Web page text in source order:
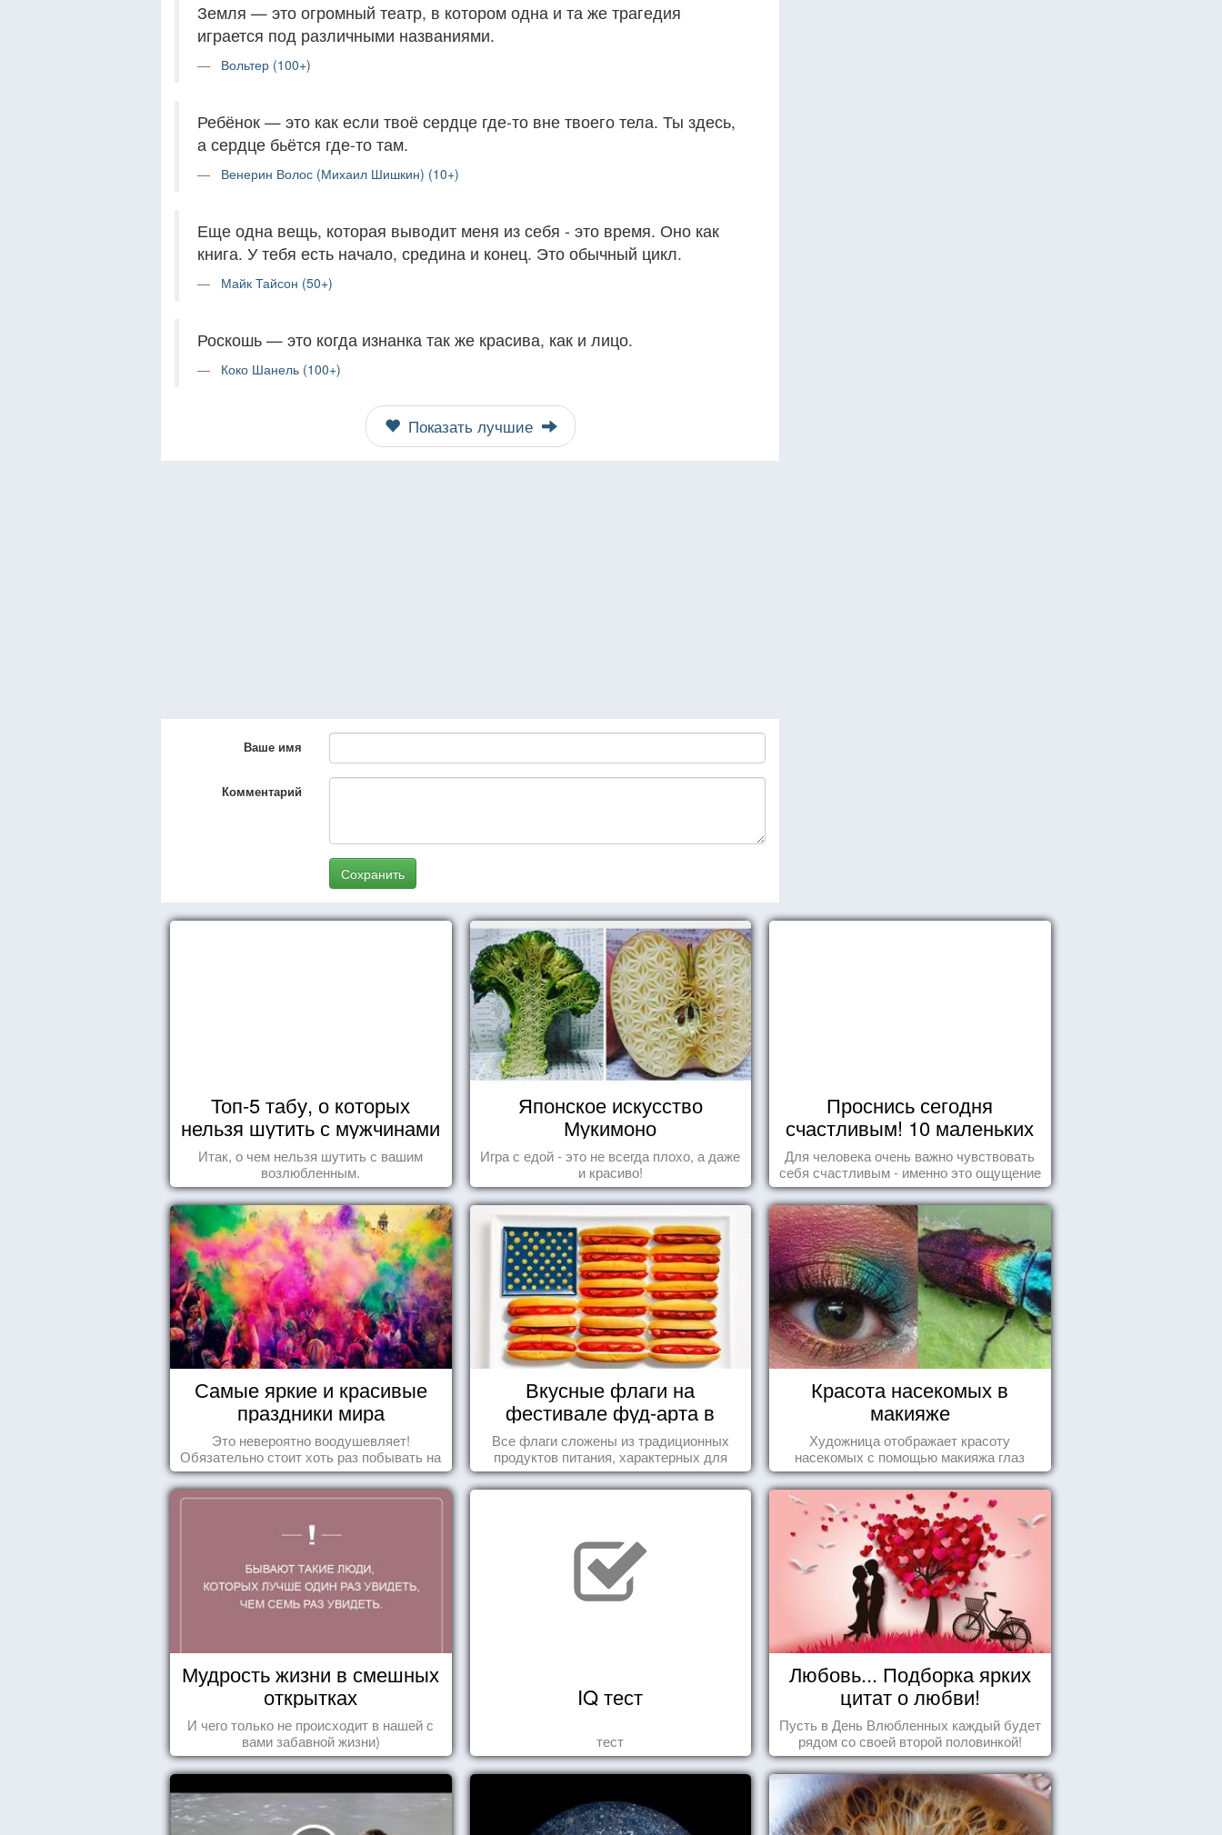
Земля — это огромный театр, в котором одна и та же трагедия
играется под различными названиями.
Вольтер (100+)
Ребёнок — это как если твоё сердце где-то вне твоего тела. Ты здесь,
а сердце бьётся где-то там.
Венерин Волос (Михаил Шишкин) (10+)
Еще одна вещь, которая выводит меня из себя - это время. Оно как
книга. У тебя есть начало, средина и конец. Это обычный цикл.
Майк Тайсон (50+)
Роскошь — это когда изнанка так же красива, как и лицо.
Коко Шанель (100+)
Показать лучшие
Ваше имя
Комментарий
Сохранить
Топ-5 табу, о которых
нельзя шутить с мужчинами
Итак, о чем нельзя шутить с вашим
возлюбленным.
Японское искусство
Мукимоно
Игра с едой - это не всегда плохо, а даже
и красиво!
Проснись сегодня
счастливым! 10 маленьких
радостей настоящего
Счастья
Для человека очень важно чувствовать
себя счастливым - именно это ощущение
дарит позитивные эмоции и превращает
каждый день в маленький праздник.
Самые яркие и красивые
праздники мира
Это невероятно воодушевляет!
Обязательно стоит хоть раз побывать на
подобных мероприятиях и получить
массу впечатлений!
Вкусные флаги на
фестивале фуд-арта в
Сиднее
Все флаги сложены из традиционных
продуктов питания, характерных для
этих стран.
Красота насекомых в
макияже
Художница отображает красоту
насекомых с помощью макияжа глаз
Мудрость жизни в смешных
открытках
И чего только не происходит в нашей с
вами забавной жизни)
IQ тест
тест
Любовь... Подборка ярких
цитат о любви!
Пусть в День Влюбленных каждый будет
рядом со своей второй половинкой!